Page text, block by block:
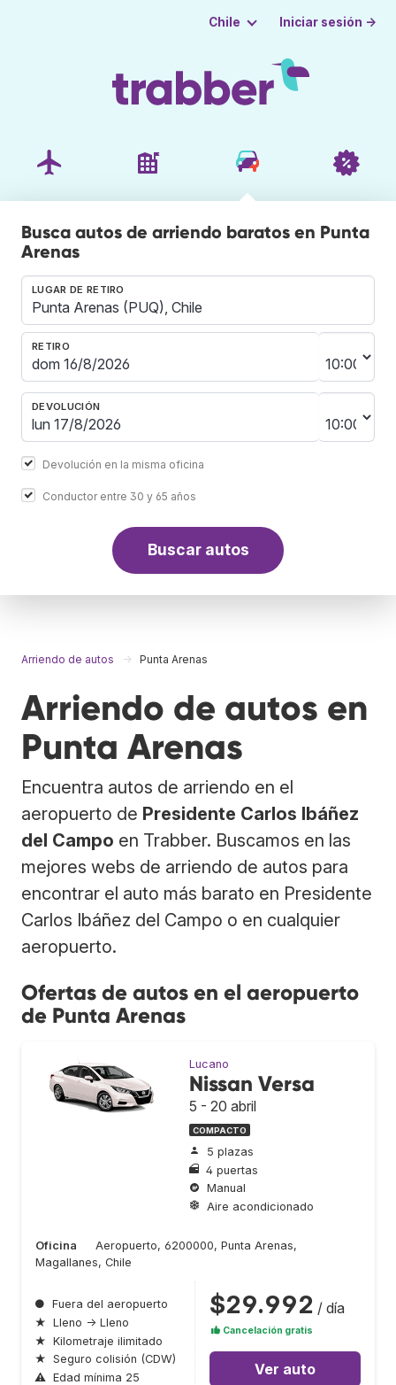
Chile Iniciar sesión →
Busca autos de arriendo baratos en Punta
Arenas
LUGAR DE RETIRO
RETIRO
DEVOLUCIÓN
Devolución en la misma oficina
Conductor entre 30 y 65 años
Buscar autos
Arriendo de autos Punta Arenas
Arriendo de autos en
Punta Arenas
Encuentra autos de arriendo en el
aeropuerto de Presidente Carlos Ibáñez
del Campo en Trabber. Buscamos en las
mejores webs de arriendo de autos para
encontrar el auto más barato en Presidente
Carlos Ibáñez del Campo o en cualquier
aeropuerto.
Ofertas de autos en el aeropuerto
de Punta Arenas
Lucano
Nissan Versa
5 - 20 abril
COMPACTO
5 plazas
4 puertas
Manual
Aire acondicionado
Oficina
Aeropuerto, 6200000, Punta Arenas,
Magallanes, Chile
● Fuera del aeropuerto
★ Lleno → Lleno
★ Kilometraje ilimitado
★ Seguro colisión (CDW)
⚠ Edad mínima 25
$29.992 / día
Cancelación gratis
Ver auto